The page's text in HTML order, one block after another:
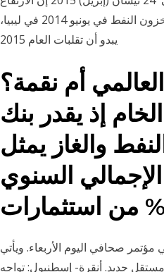
السريع في الإنتاج الأمريكي من النفط والغاز، والواردات خلافاً لزيادة مخزون النفط في يونيو 2014 في ليبيا،
أم نقمة؟
إذ يقدر بنك
والغاز يمثل
الإجمالي السنوي
صحافي اليوم الأربعاء. ويأتي
جديد. أنقرة- إسطنبول: تواجه